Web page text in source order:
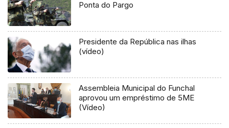
Ponta do Pargo
Presidente da República nas ilhas
(vídeo)
Assembleia Municipal do Funchal
aprovou um empréstimo de 5ME
(Vídeo)